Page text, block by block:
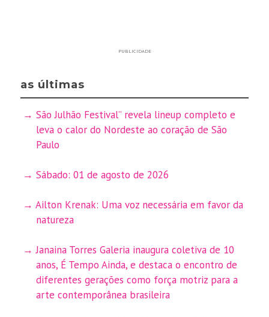
PUBLICIDADE
as últimas
São Julhão Festival” revela lineup completo e
leva o calor do Nordeste ao coração de São
Paulo
Sábado: 01 de agosto de 2026
Ailton Krenak: Uma voz necessária em favor da
natureza
Janaina Torres Galeria inaugura coletiva de 10
anos, É Tempo Ainda, e destaca o encontro de
diferentes gerações como força motriz para a
arte contemporânea brasileira